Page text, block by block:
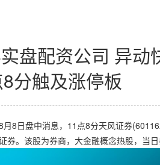
盘配资公司 异动
分触及涨停板
月8日盘中消息，11点8分天风证券
券。该股为券商，大金融概念热股，当